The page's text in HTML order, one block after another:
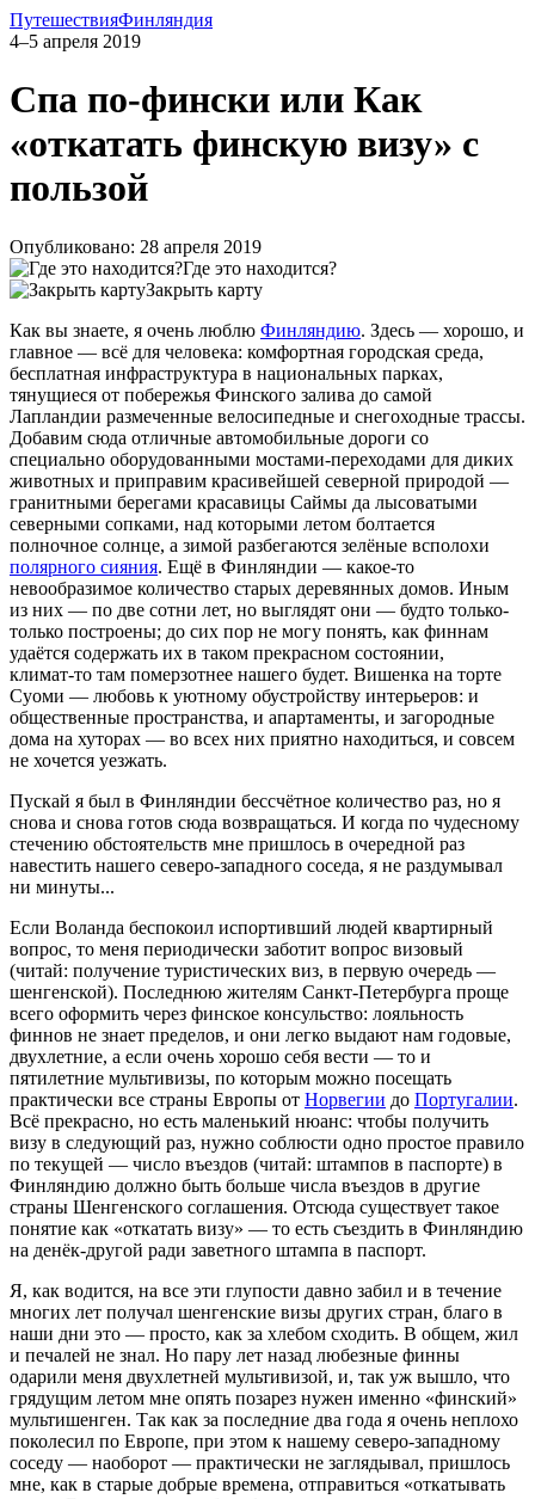
ПутешествияФинляндия
4–5 апреля 2019
Спа по-фински или Как
«откатать финскую визу» с
пользой
Опубликовано: 28 апреля 2019
Где это находится?
Закрыть карту
Как вы знаете, я очень люблю Финляндию. Здесь — хорошо, и
главное — всё для человека: комфортная городская среда,
бесплатная инфраструктура в национальных парках,
тянущиеся от побережья Финского залива до самой
Лапландии размеченные велосипедные и снегоходные трассы.
Добавим сюда отличные автомобильные дороги со
специально оборудованными мостами-переходами для диких
животных и приправим красивейшей северной природой —
гранитными берегами красавицы Саймы да лысоватыми
северными сопками, над которыми летом болтается
полночное солнце, а зимой разбегаются зелёные всполохи
полярного сияния. Ещё в Финляндии — какое-то
невообразимое количество старых деревянных домов. Иным
из них — по две сотни лет, но выглядят они — будто только-
только построены; до сих пор не могу понять, как финнам
удаётся содержать их в таком прекрасном состоянии,
климат-то там померзотнее нашего будет. Вишенка на торте
Суоми — любовь к уютному обустройству интерьеров: и
общественные пространства, и апартаменты, и загородные
дома на хуторах — во всех них приятно находиться, и совсем
не хочется уезжать.
Пускай я был в Финляндии бессчётное количество раз, но я
снова и снова готов сюда возвращаться. И когда по чудесному
стечению обстоятельств мне пришлось в очередной раз
навестить нашего северо-западного соседа, я не раздумывал
ни минуты...
Если Воланда беспокоил испортивший людей квартирный
вопрос, то меня периодически заботит вопрос визовый
(читай: получение туристических виз, в первую очередь —
шенгенской). Последнюю жителям Санкт-Петербурга проще
всего оформить через финское консульство: лояльность
финнов не знает пределов, и они легко выдают нам годовые,
двухлетние, а если очень хорошо себя вести — то и
пятилетние мультивизы, по которым можно посещать
практически все страны Европы от Норвегии до Португалии.
Всё прекрасно, но есть маленький нюанс: чтобы получить
визу в следующий раз, нужно соблюсти одно простое правило
по текущей — число въездов (читай: штампов в паспорте) в
Финляндию должно быть больше числа въездов в другие
страны Шенгенского соглашения. Отсюда существует такое
понятие как «откатать визу» — то есть съездить в Финляндию
на денёк-другой ради заветного штампа в паспорт.
Я, как водится, на все эти глупости давно забил и в течение
многих лет получал шенгенские визы других стран, благо в
наши дни это — просто, как за хлебом сходить. В общем, жил
и печалей не знал. Но пару лет назад любезные финны
одарили меня двухлетней мультивизой, и, так уж вышло, что
грядущим летом мне опять позарез нужен именно «финский»
мультишенген. Так как за последние два года я очень неплохо
поколесил по Европе, при этом к нашему северо-западному
соседу — наоборот — практически не заглядывал, пришлось
мне, как в старые добрые времена, отправиться «откатывать